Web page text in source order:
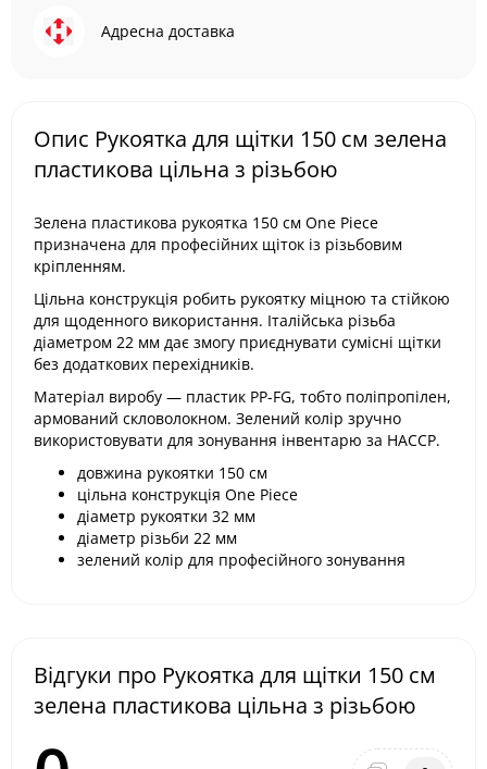
Адресна доставка
Опис Рукоятка для щітки 150 см зелена
пластикова цільна з різьбою
Зелена пластикова рукоятка 150 см One Piece
призначена для професійних щіток із різьбовим
кріпленням.
Цільна конструкція робить рукоятку міцною та стійкою
для щоденного використання. Італійська різьба
діаметром 22 мм дає змогу приєднувати сумісні щітки
без додаткових перехідників.
Матеріал виробу — пластик PP-FG, тобто поліпропілен,
армований скловолокном. Зелений колір зручно
використовувати для зонування інвентарю за НАССР.
довжина рукоятки 150 см
цільна конструкція One Piece
діаметр рукоятки 32 мм
діаметр різьби 22 мм
зелений колір для професійного зонування
Відгуки про Рукоятка для щітки 150 см
зелена пластикова цільна з різьбою